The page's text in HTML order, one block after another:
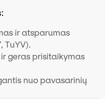
ir atsparumas
TuYV).
geras prisitaikymas
nuo pavasarinių